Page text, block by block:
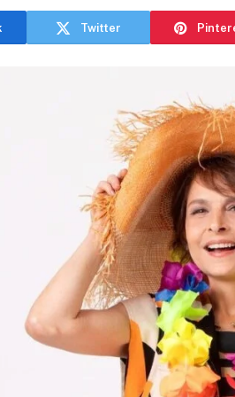
Twitter